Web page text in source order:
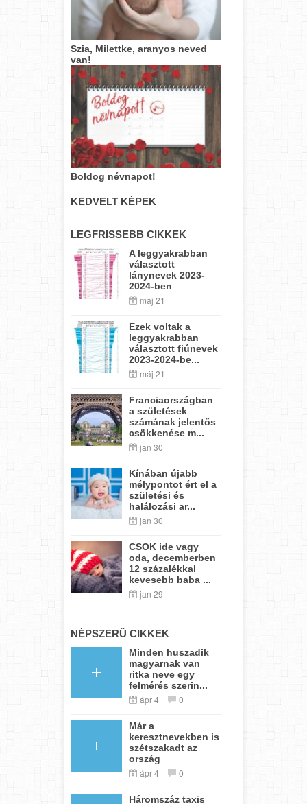
Szia, Milettke, aranyos neved
van!
Boldog névnapot!
KEDVELT KÉPEK
LEGFRISSEBB CIKKEK
A leggyakrabban
választott
lánynevek 2023-
2024-ben
máj 21
Ezek voltak a
leggyakrabban
választott fiúnevek
2023-2024-be...
máj 21
Franciaországban
a születések
számának jelentős
csökkenése m...
jan 30
Kínában újabb
mélypontot ért el a
születési és
halálozási ar...
jan 30
CSOK ide vagy
oda, decemberben
12 százalékkal
kevesebb baba ...
jan 29
NÉPSZERŰ CIKKEK
Minden huszadik
magyarnak van
ritka neve egy
felmérés szerin...
ápr 4 0
Már a
keresztnevekben is
szétszakadt az
ország
ápr 4 0
Háromszáz taxis